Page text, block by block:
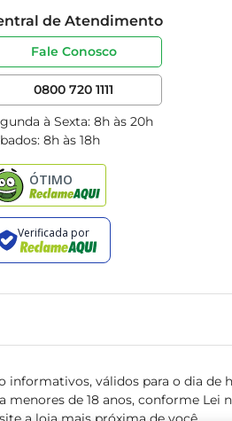
de Atendimento
Fale Conosco
0800 720 1111
à Sexta: 8h às 20h
8h às 18h
válidos para o dia de
de 18 anos, conforme Lei